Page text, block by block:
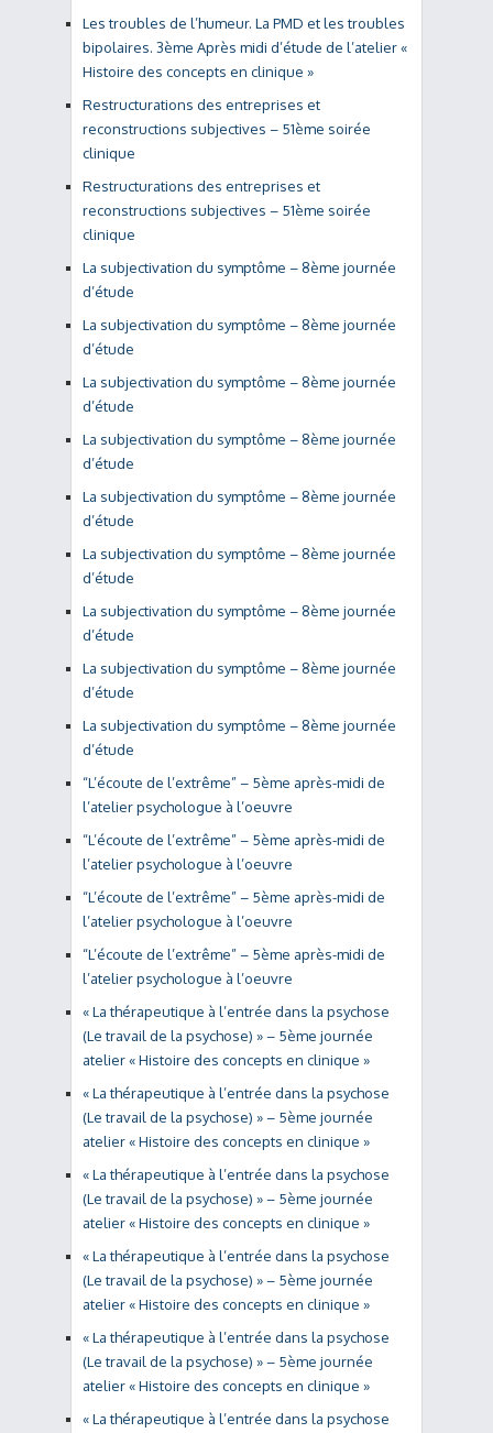
Les troubles de l’humeur. La PMD et les troubles
bipolaires. 3ème Après midi d’étude de l’atelier «
Histoire des concepts en clinique »
Restructurations des entreprises et
reconstructions subjectives – 51ème soirée
clinique
Restructurations des entreprises et
reconstructions subjectives – 51ème soirée
clinique
La subjectivation du symptôme – 8ème journée
d’étude
La subjectivation du symptôme – 8ème journée
d’étude
La subjectivation du symptôme – 8ème journée
d’étude
La subjectivation du symptôme – 8ème journée
d’étude
La subjectivation du symptôme – 8ème journée
d’étude
La subjectivation du symptôme – 8ème journée
d’étude
La subjectivation du symptôme – 8ème journée
d’étude
La subjectivation du symptôme – 8ème journée
d’étude
La subjectivation du symptôme – 8ème journée
d’étude
“L’écoute de l’extrême” – 5ème après-midi de
l’atelier psychologue à l’oeuvre
“L’écoute de l’extrême” – 5ème après-midi de
l’atelier psychologue à l’oeuvre
“L’écoute de l’extrême” – 5ème après-midi de
l’atelier psychologue à l’oeuvre
“L’écoute de l’extrême” – 5ème après-midi de
l’atelier psychologue à l’oeuvre
« La thérapeutique à l’entrée dans la psychose
(Le travail de la psychose) » – 5ème journée
atelier « Histoire des concepts en clinique »
« La thérapeutique à l’entrée dans la psychose
(Le travail de la psychose) » – 5ème journée
atelier « Histoire des concepts en clinique »
« La thérapeutique à l’entrée dans la psychose
(Le travail de la psychose) » – 5ème journée
atelier « Histoire des concepts en clinique »
« La thérapeutique à l’entrée dans la psychose
(Le travail de la psychose) » – 5ème journée
atelier « Histoire des concepts en clinique »
« La thérapeutique à l’entrée dans la psychose
(Le travail de la psychose) » – 5ème journée
atelier « Histoire des concepts en clinique »
« La thérapeutique à l’entrée dans la psychose